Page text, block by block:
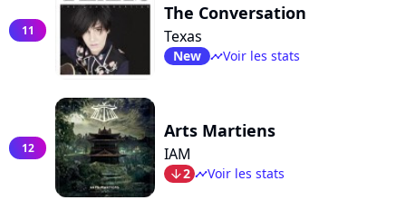
11
The Conversation
Texas
New timelineVoir les stats
12
Arts Martiens
IAM
arrow_bot2 timelineVoir les stats